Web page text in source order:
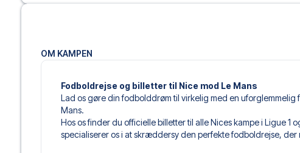
OM KAMPEN
Fodboldrejse og billetter til Nice mod Le Mans
Lad os gøre din fodbolddrøm til virkelig med en uforglemmelig
Mans.
Hos os finder du officielle billetter til alle Nices kampe i Ligue 1
specialiserer os i at skræddersy den perfekte fodboldrejse,